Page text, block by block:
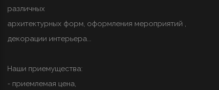
различных
архитектурных форм, оформления мероприятий ,
декорации интерьера...
Наши приемущества:
- приемлемая цена,